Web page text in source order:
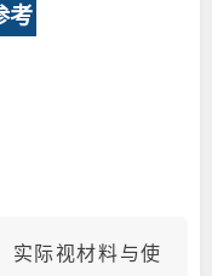
考
实际视材料与使